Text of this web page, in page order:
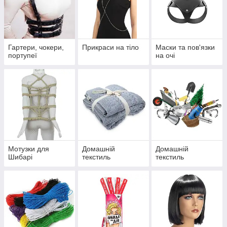
Гартери, чокери,
портупеї
Прикраси на тіло
Маски та пов'язки
на очі
Мотузки для
Шибарі
Домашній
текстиль
Домашній
текстиль